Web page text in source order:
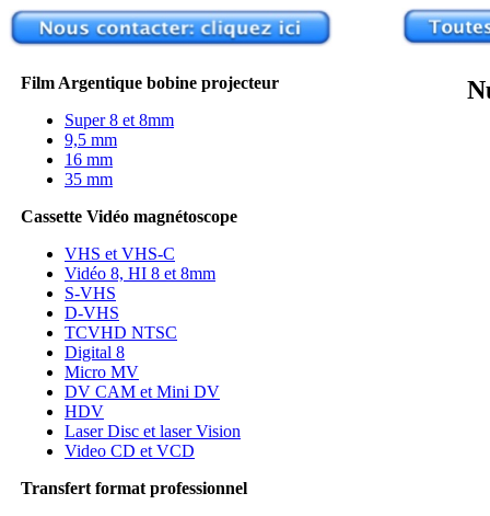
Film Argentique bobine projecteur
Super 8 et 8mm
9,5 mm
16 mm
35 mm
Cassette Vidéo magnétoscope
VHS et VHS-C
Vidéo 8, HI 8 et 8mm
S-VHS
D-VHS
TCVHD NTSC
Digital 8
Micro MV
DV CAM et Mini DV
HDV
Laser Disc et laser Vision
Video CD et VCD
Transfert format professionnel